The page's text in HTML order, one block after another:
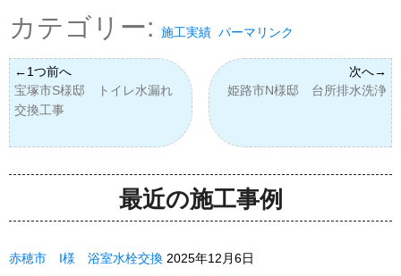
カテゴリー: 施工実績 パーマリンク
宝塚市S様邸 トイレ水漏れ
交換工事
姫路市N様邸 台所排水洗浄
最近の施工事例
赤穂市 I様 浴室水栓交換 2025年12月6日